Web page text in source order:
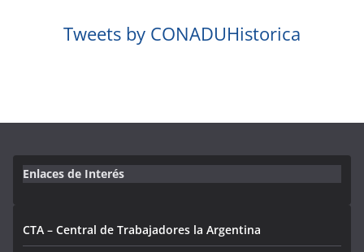
Tweets by CONADUHistorica
Enlaces de Interés
CTA – Central de Trabajadores la Argentina